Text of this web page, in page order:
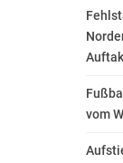
vom